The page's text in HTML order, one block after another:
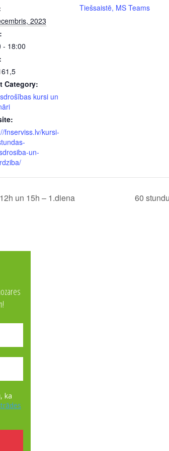
2023
- 18:00
Category:
kursi un
fnserviss.lv/kursi-
un-
Tiešsaistē, MS Teams
un 15h – 1.diena 60
ka